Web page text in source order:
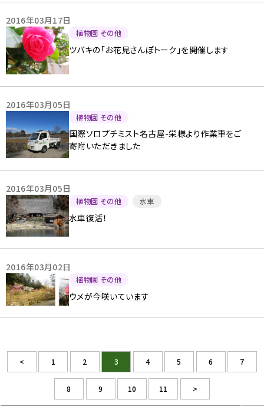
2016年03月17日
植物園 その他
ツバキの「お花見さんぽトーク」を開催します
2016年03月05日
植物園 その他
国際ソロプチミスト名古屋-栄様より作業車をご
寄附いただきました
2016年03月05日
植物園 その他 水車
水車復活！
2016年03月02日
植物園 その他
ウメが今咲いています
< 1 2 3 4 5 6 7
8 9 10 11 >